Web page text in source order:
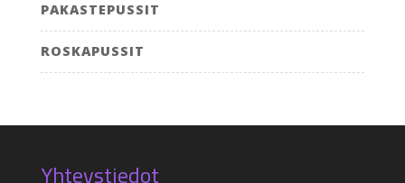
PAKASTEPUSSIT
ROSKAPUSSIT
Yhteystiedot